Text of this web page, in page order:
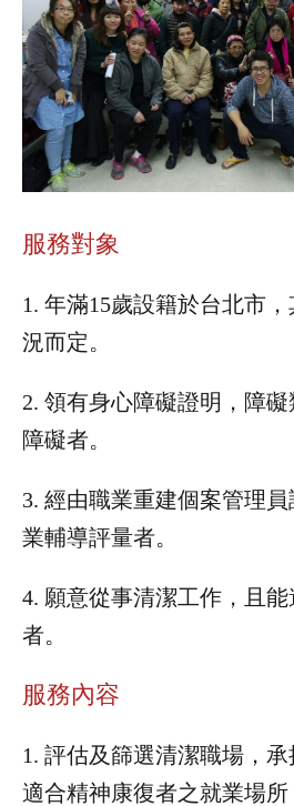
服務對象
1. 年滿15歲設籍於台北市
況而定。
2. 領有身心障礙證明，障
障礙者。
3. 經由職業重建個案管理
業輔導評量者。
4. 願意從事清潔工作，且
者。
服務內容
1. 評估及篩選清潔職場，
適合精神康復者之就業場